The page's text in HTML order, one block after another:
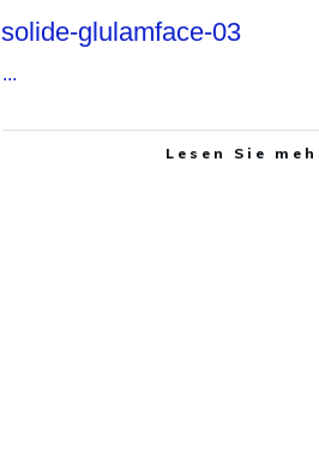
solide-glulamface-03
...
Lesen Sie